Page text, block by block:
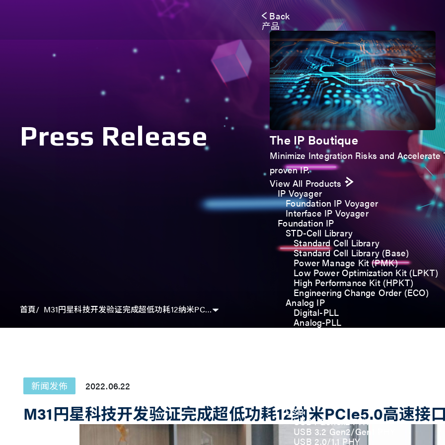
Back
产品
The IP Boutique
Minimize Integration Risks and
proven IP.
View All Products
IP Voyager
Foundation IP Voyager
Interface IP Voyager
Foundation IP
STD-Cell Library
Standard Cell Library
Standard Cell Library (Base)
Power Manage Kit (PMK)
Low Power Optimization Kit (LPKT)
High Performance Kit (HPKT)
Engineering Change Order (ECO)
Analog IP
Digital-PLL
Analog-PLL
ADC / Temp. Sensor
USB
USB4 Gen3x2 PHY
USB 3.2 Gen2/Gen1 PHY
USB 2.0/1.1 PHY
Press Release
首頁 M31円星科技开发验证完成超低功耗12纳米PCIe5.0高速接口IP
新闻发佈 2022.06.22
M31円星科技开发验证完成超低功耗12纳米PCIe5.0高速接